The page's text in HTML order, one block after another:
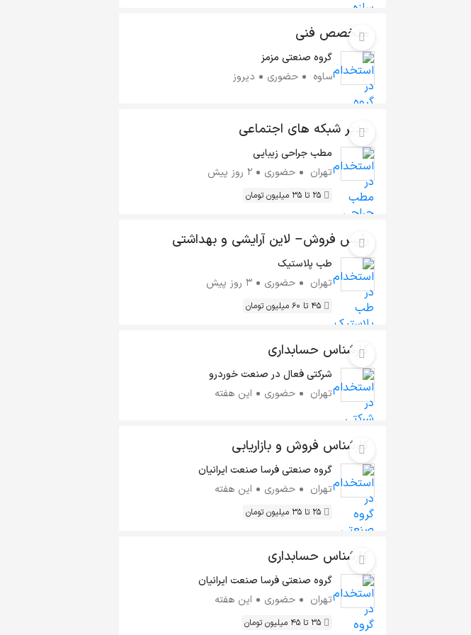
متخصص فنی
گروه صنعتی مزمز
ساوه
حضوری دیروز
مدیر شبکه های اجتماعی
مطب جراحی زیبایی
تهران
حضوری 2 روز پیش
25 تا 35 میلیون تومان
رئیس فروش– لاین آرایشی و بهداشتی
طب پلاستیک
تهران
حضوری 3 روز پیش
45 تا 60 میلیون تومان
کارشناس حسابداری
شرکتی فعال در صنعت خوردرو
تهران
حضوری این هفته
کارشناس فروش و بازاریابی
گروه صنعتی فرسا صنعت ایرانیان
تهران
حضوری این هفته
25 تا 35 میلیون تومان
کارشناس حسابداری
گروه صنعتی فرسا صنعت ایرانیان
تهران
حضوری این هفته
35 تا 45 میلیون تومان